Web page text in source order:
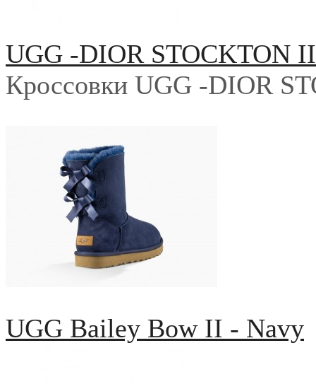
UGG -DIOR STOCKTON
Кроссовки UGG -DIOR
UGG Bailey Bow II - Navy